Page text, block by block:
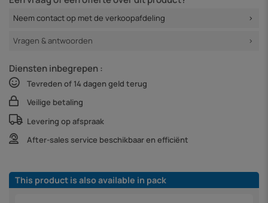
Neem contact op met de verkoopafdeling
Vragen & antwoorden
Diensten inbegrepen :
Tevreden of 14 dagen geld terug
Veilige betaling
Levering op afspraak
After-sales service beschikbaar en efficiënt
This product is also available in pack